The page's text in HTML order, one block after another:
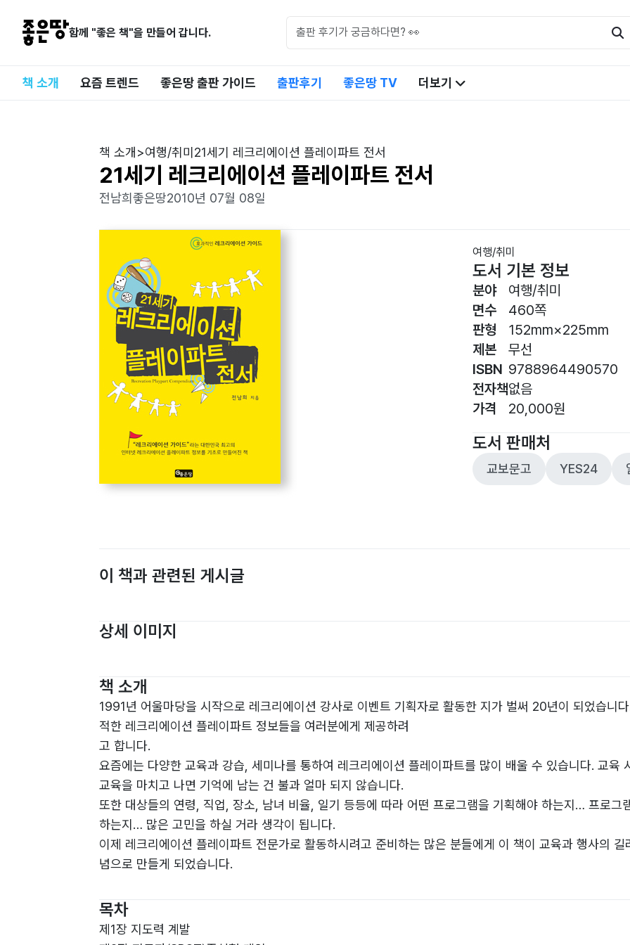
함께 "좋은 책"을 만들어 갑니다.
책 소개 요즘 트렌드 좋은땅 출판 가이드 출판후기 좋은땅 TV 더보기
책 소개 >여행/취미 21세기 레크리에이션 플레이파트 전서
21세기 레크리에이션 플레이파트 전서
전남희 좋은땅2010년 07월 08일
여행/취미
도서 기본 정보
분야
면수
판형
제본
ISBN
전자책
가격
여행/취미
460쪽
152mm×225mm
무선
9788964490570
없음
20,000원
도서 판매처
교보문고 YES24
이 책과 관련된 게시글
상세 이미지
책 소개
1991년 어울마당을 시작으로 레크리에이션 강사로 이벤트 기획자로 활동한 지가 벌써 20년이 되었습니
적한 레크리에이션 플레이파트 정보들을 여러분에게 제공하려
고 합니다.
요즘에는 다양한 교육과 강습, 세미나를 통하여 레크리에이션 플레이파트를 많이 배울 수 있습니다. 교육
교육을 마치고 나면 기억에 남는 건 불과 얼마 되지 않습니다.
또한 대상들의 연령, 직업, 장소, 남녀 비율, 일기 등등에 따라 어떤 프로그램을 기획해야 하는지… 프로그
하는지… 많은 고민을 하실 거라 생각이 됩니다.
이제 레크리에이션 플레이파트 전문가로 활동하시려고 준비하는 많은 분들에게 이 책이 교육과 행사의
념으로 만들게 되었습니다.
이 책은 웹서비스 “레크리에이션 가이드”라는 대한민국 최고의 인터넷 레크리에이션 플레이파트 정보를
이용하신다면 가장 짧은 시간에 여러분도 전문가가 되어 있을거라 확신합니다.
목차
제1장 지도력 계발